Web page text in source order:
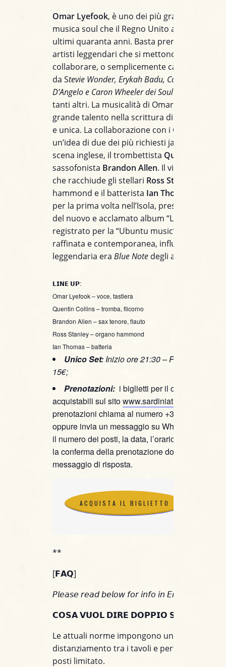
Omar Lyefook, è uno dei più grandi talenti
musica soul che il Regno Unito abbia
ultimi quaranta anni. Basta prendere
artisti leggendari che si mettono in fila per
collaborare, o semplicemente cantare le sue
da Stevie Wonder, Erykah Badu, Carleen
D’Angelo e Caron Wheeler dei Soul II Soul, Angie
tanti altri. La musicalità di Omar, abbinata al
grande talento nella scrittura di canzoni, è
e unica. La collaborazione con i QCBA nasce
un’idea di due dei più richiesti jazz frontliner
scena inglese, il trombettista Quentin Collins
sassofonista Brandon Allen. Il virtuoso
che racchiude gli stellari Ross Stanley
hammond e il batterista Ian Thomas
per la prima volta nell’Isola, presentano le
del nuovo e acclamato album “Live At Last”
registrato per la “Ubuntu music”. Musica
raffinata e contemporanea, influenzata dalla
leggendaria era Blue Note degli anni ’60.
𝗟𝗜𝗡𝗘 𝗨𝗣:
Omar Lyefook – voce, tastiera
Quentin Collins – tromba, flicorno
Brandon Allen – sax tenore, flauto
Ross Stanley – organo hammond
Ian Thomas – batteria
Unico Set: Inizio ore 21:30 – Prezzo
15€;
Prenotazioni: i biglietti per il concerto sono
acquistabili sul sitowww.sardiniaticket.com
prenotazioni chiama al numero +39 391
oppure invia un messaggio su WhatsApp
il numero dei posti, la data, l’orario e il
la conferma della prenotazione dovrai attendere
messaggio di risposta.
ACQUISTA IL BIGLIETTO
**
[𝗙𝗔𝗤]
𝘗𝘭𝘦𝘢𝘴𝘦 𝘳𝘦𝘢𝘥 𝘣𝘦𝘭𝘰𝘸 𝘧𝘰𝘳 𝘪𝘯𝘧𝘰 𝘪𝘯 𝘌𝘯𝘨𝘭𝘪𝘴𝘩.
𝗖𝗢𝗦𝗔 𝗩𝗨𝗢𝗟 𝗗𝗜𝗥𝗘 𝗗𝗢𝗣𝗣𝗜𝗢 𝗦𝗘𝗧?
Le attuali norme impongono un maggiore
distanziamento tra i tavoli e pertanto un
posti limitato.